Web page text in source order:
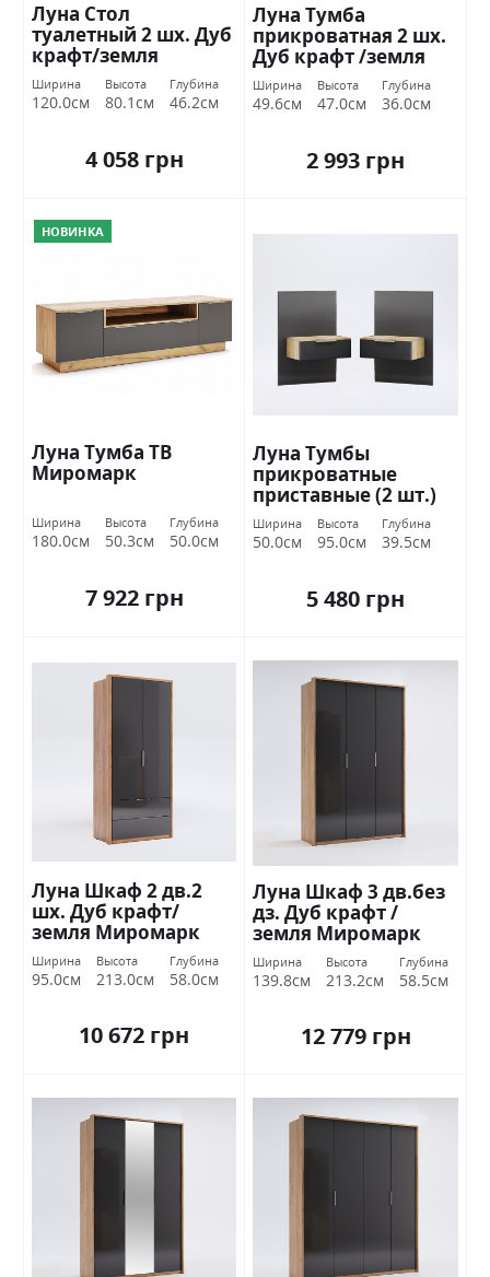
Луна Стол
туалетный 2 шх. Дуб
крафт/земля
Миромарк
Ширина
120.0см
Высота
80.1см
Глубина
46.2см
4 058 грн
Луна Тумба
прикроватная 2 шх.
Дуб крафт /земля
Миромарк
Ширина
49.6см
Высота
47.0см
Глубина
36.0см
2 993 грн
НОВИНКА
Луна Тумба ТВ
Миромарк
Ширина
180.0см
Высота
50.3см
Глубина
50.0см
7 922 грн
Луна Тумбы
прикроватные
приставные (2 шт.)
Дуб крафт / земля
Миромарк
Ширина
50.0см
Высота
95.0см
Глубина
39.5см
5 480 грн
Луна Шкаф 2 дв.2
шх. Дуб крафт/
земля Миромарк
Ширина
95.0см
Высота
213.0см
Глубина
58.0см
10 672 грн
Луна Шкаф 3 дв.без
дз. Дуб крафт /
земля Миромарк
Ширина
139.8см
Высота
213.2см
Глубина
58.5см
12 779 грн